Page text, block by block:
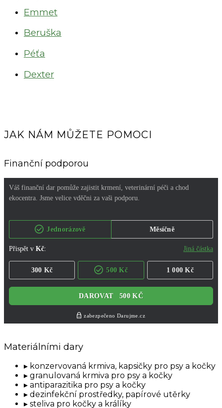
Emmet
Beruška
Péťa
Dexter
JAK NÁM MŮŽETE POMOCI
Finanční podporou
Materiálními dary
konzervovaná krmiva, kapsičky pro psy a kočky
granulovaná krmiva pro psy a kočky
antiparazitika pro psy a kočky
dezinfekční prostředky, papírové utěrky
steliva pro kočky a králíky